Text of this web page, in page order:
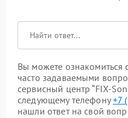
Вы можете
часто задаваемыми
сервисный центр “FIX-
следующему телефону+7
нашли ответ на свой